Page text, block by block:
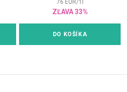
76 EUR/1
ZĽAVA 33%
DO KOŠÍKA